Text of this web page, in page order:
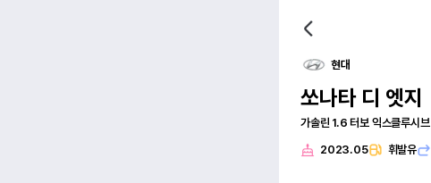
현대
쏘나타 디 엣지
가솔린 1.6 터보 익스클루시브
2023.05 휘발유